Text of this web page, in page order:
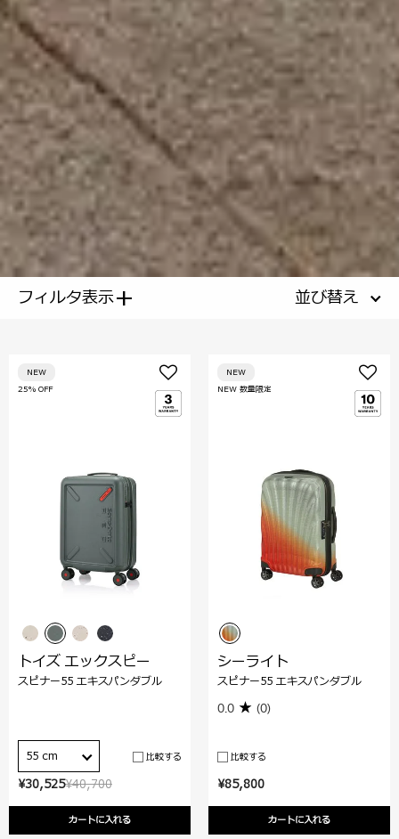
フィルタ表示+ 並び替え
¥40,700
¥30,525
カートに入れる
25% OFF
NEW
トイズ エックスピー
スピナー55 エキスパンダブル
55 cm 比較する
¥85,800
カートに入れる
NEW 数量限定
NEW
シーライト
スピナー55 エキスパンダブル
0.0 (0)
比較する